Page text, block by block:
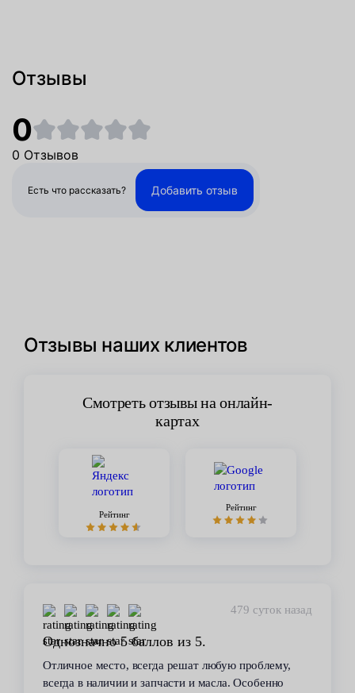
Отзывы
0
0 Отзывов
Есть что рассказать? Добавить отзыв
Отзывы наших клиентов
Смотреть отзывы на онлайн-
картах
Рейтинг
Рейтинг
479 суток назад
Однозначно 5 баллов из 5.
Отличное место, всегда решат любую проблему,
всегда в наличии и запчасти и масла. Особенно